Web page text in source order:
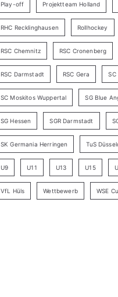
Play-off Projektteam Holland
RHC Recklinghausen Rollhockey
RSC Chemnitz RSC Cronenberg
RSC Darmstadt RSC Gera SC
SC Moskitos Wuppertal SG Blue
SG Hessen SGR Darmstadt
SK Germania Herringen TuS
U9 U11 U13 U15
VfL Hüls Wettbewerb WSE